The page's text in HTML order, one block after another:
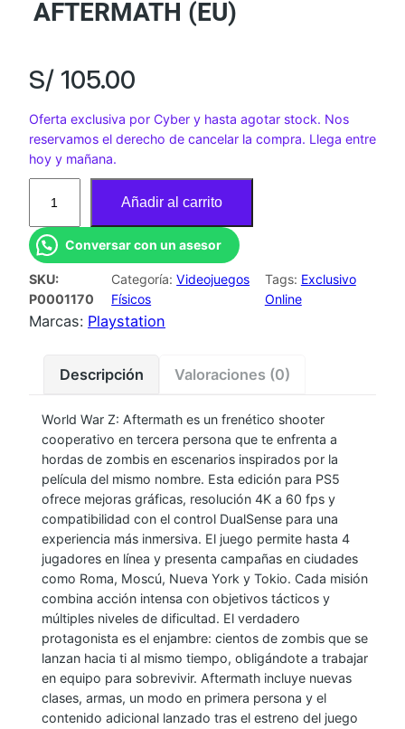
AFTERMATH (EU)
S/ 105.00
Oferta exclusiva por Cyber y hasta agotar stock. Nos
reservamos el derecho de cancelar la compra. Llega entre
hoy y mañana.
E
G
O
P
S
Añadir al carrito
Conversar con un asesor
SKU:
P0001170
Categoría:Videojuegos
Físicos
Tags: Exclusivo
Online
Marcas: Playstation
Descripción Valoraciones (0)
World War Z: Aftermath es un frenético shooter
cooperativo en tercera persona que te enfrenta a
hordas de zombis en escenarios inspirados por la
película del mismo nombre. Esta edición para PS5
ofrece mejoras gráficas, resolución 4K a 60 fps y
compatibilidad con el control DualSense para una
experiencia más inmersiva. El juego permite hasta 4
jugadores en línea y presenta campañas en ciudades
como Roma, Moscú, Nueva York y Tokio. Cada misión
combina acción intensa con objetivos tácticos y
múltiples niveles de dificultad. El verdadero
protagonista es el enjambre: cientos de zombis que se
lanzan hacia ti al mismo tiempo, obligándote a trabajar
en equipo para sobrevivir. Aftermath incluye nuevas
clases, armas, un modo en primera persona y el
contenido adicional lanzado tras el estreno del juego